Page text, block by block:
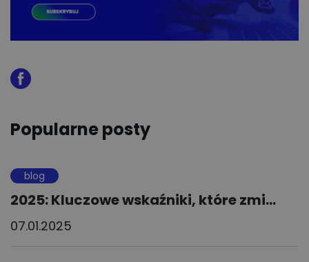
Popularne posty
blog
2025: Kluczowe wskaźniki, które zmi...
07.01.2025